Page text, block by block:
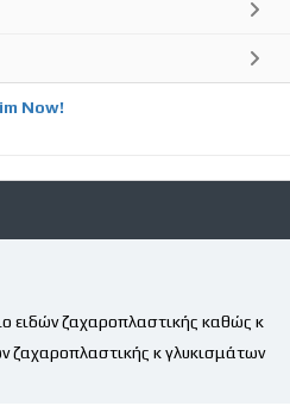
Now!
ειδών ζαχαροπλαστικής καθώς κ
ζαχαροπλαστικής κ γλυκισμάτων